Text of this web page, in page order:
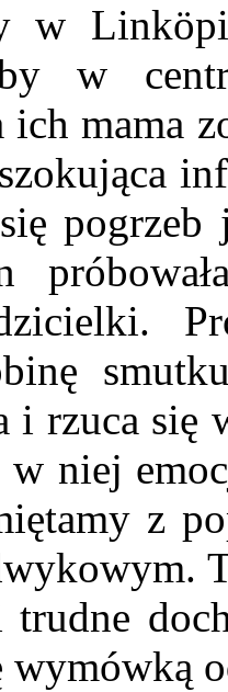
w
mama
pogrzeb
i rzuca
w niej
z
wymówką